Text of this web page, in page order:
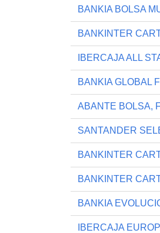
BANKIA BOLSA
BANKINTER
IBERCAJA ALL
BANKIA GLOBAL
ABANTE BOLSA,
SANTANDER
BANKINTER
BANKINTER
BANKIA
IBERCAJA